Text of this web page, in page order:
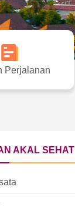
Perjalanan
AKAL SEHAT